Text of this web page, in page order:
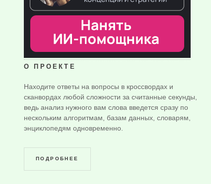
О ПРОЕКТЕ
Находите ответы на вопросы в кроссвордах и
сканвордах любой сложности за считанные секунды,
ведь анализ нужного вам слова введется сразу по
нескольким алгоритмам, базам данных, словарям,
энциклопедям одновременно.
ПОДРОБНЕЕ